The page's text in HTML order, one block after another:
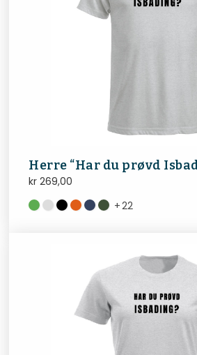
kr 269,00
+22